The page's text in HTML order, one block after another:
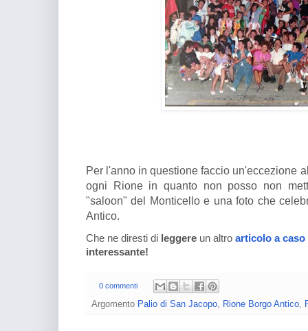
Per l'anno in questione faccio un'eccezione
ogni Rione in quanto non posso non
"saloon" del Monticello e una foto che
Antico.
Che ne diresti di leggere un altro articolo a caso
interessante!
0 commenti
Argomento Palio di San Jacopo, Rione Borgo Antico,